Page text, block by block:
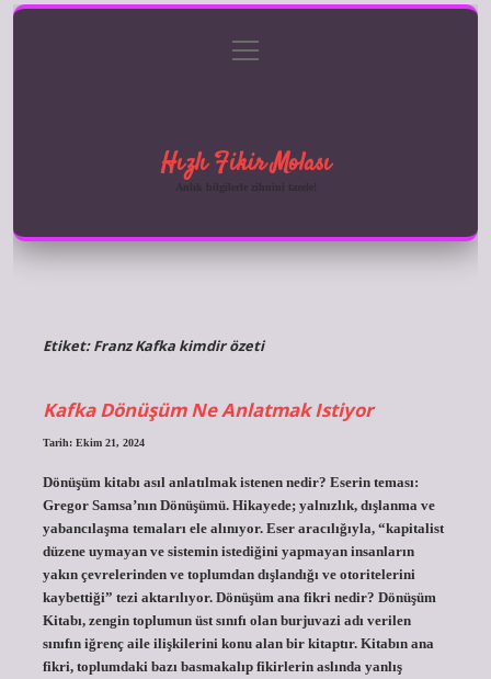
Gizlilik Politikası
menüyü
aç
Hızlı Fikir Molası
Anlık bilgilerle zihnini tazele!
Etiket:Franz Kafka kimdir özeti
Kafka Dönüşüm Ne Anlatmak Istiyor
Tarih: Ekim 21, 2024
Dönüşüm kitabı asıl anlatılmak istenen nedir? Eserin teması:
Gregor Samsa’nın Dönüşümü. Hikayede; yalnızlık, dışlanma ve
yabancılaşma temaları ele alınıyor. Eser aracılığıyla, “kapitalist
düzene uymayan ve sistemin istediğini yapmayan insanların
yakın çevrelerinden ve toplumdan dışlandığı ve otoritelerini
kaybettiği” tezi aktarılıyor. Dönüşüm ana fikri nedir? Dönüşüm
Kitabı, zengin toplumun üst sınıfı olan burjuvazi adı verilen
sınıfın iğrenç aile ilişkilerini konu alan bir kitaptır. Kitabın ana
fikri, toplumdaki bazı basmakalıp fikirlerin aslında yanlış